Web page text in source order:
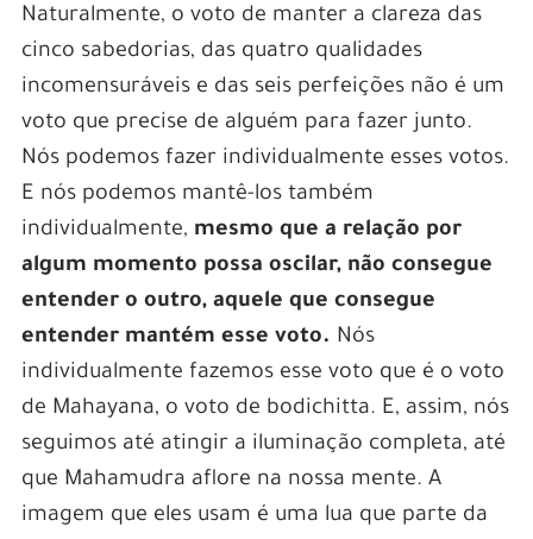
Naturalmente, o voto de manter a clareza das
cinco sabedorias, das quatro qualidades
incomensuráveis e das seis perfeições não é um
voto que precise de alguém para fazer junto.
Nós podemos fazer individualmente esses votos.
E nós podemos mantê-los também
individualmente, mesmo que a relação por
algum momento possa oscilar, não consegue
entender o outro, aquele que consegue
entender mantém esse voto. Nós
individualmente fazemos esse voto que é o voto
de Mahayana, o voto de bodichitta. E, assim, nós
seguimos até atingir a iluminação completa, até
que Mahamudra aflore na nossa mente. A
imagem que eles usam é uma lua que parte da